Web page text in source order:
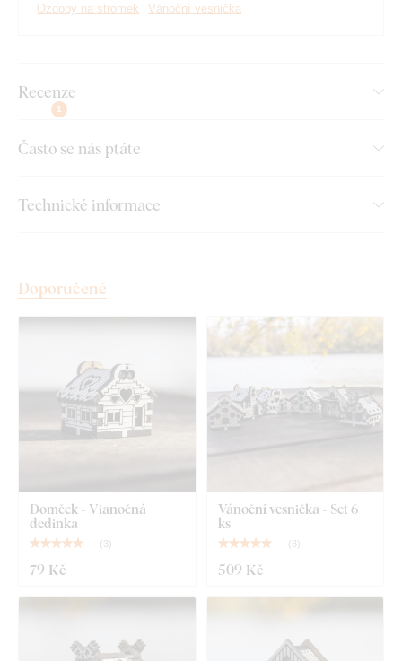
Ozdoby na stromek Vánoční vesnička
Recenze
1
Často se nás ptáte
Technické informace
Doporučené
Domček - Vianočná
dedinka
( 3)
79 Kč
Vánoční vesnička - Set 6
ks
( 3)
509 Kč